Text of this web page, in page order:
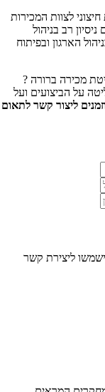
לצוות המכירות
רב בניהול
הארגון ובפיתוח
מכירה ברורה ?
על הביצועים ועל
ליצור קשר לתאום
ליצירת קשר